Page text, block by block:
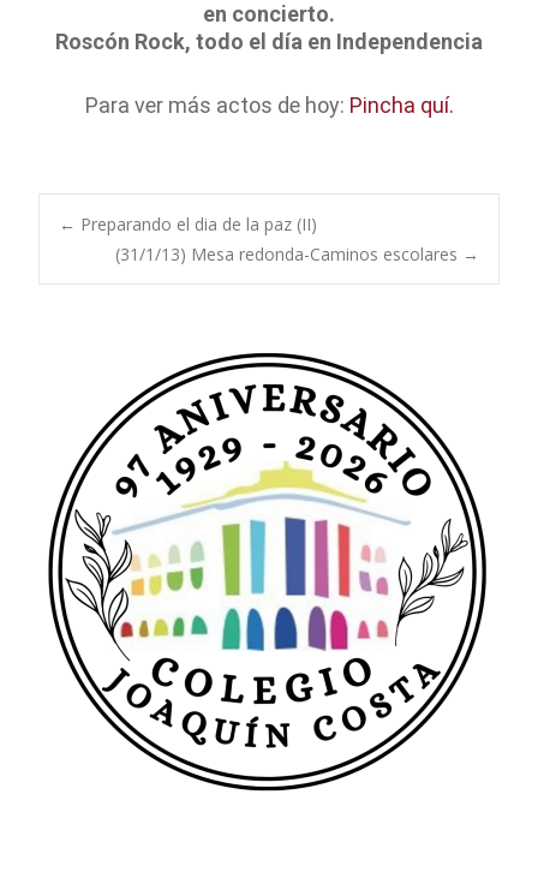
en concierto.
Roscón Rock, todo el día en Independencia
Para ver más actos de hoy: Pincha quí.
Navegación
entradas
← Preparando el dia de la paz (II)
(31/1/13) Mesa redonda-Caminos escolares →